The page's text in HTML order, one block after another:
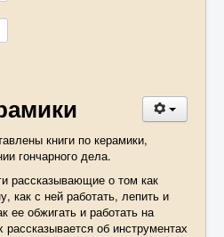
книги по керамики,
гончарного дела.
рассказывающие о том как
как с ней работать, лепить и
ее обжигать и работать на
рассказывается об инструментах